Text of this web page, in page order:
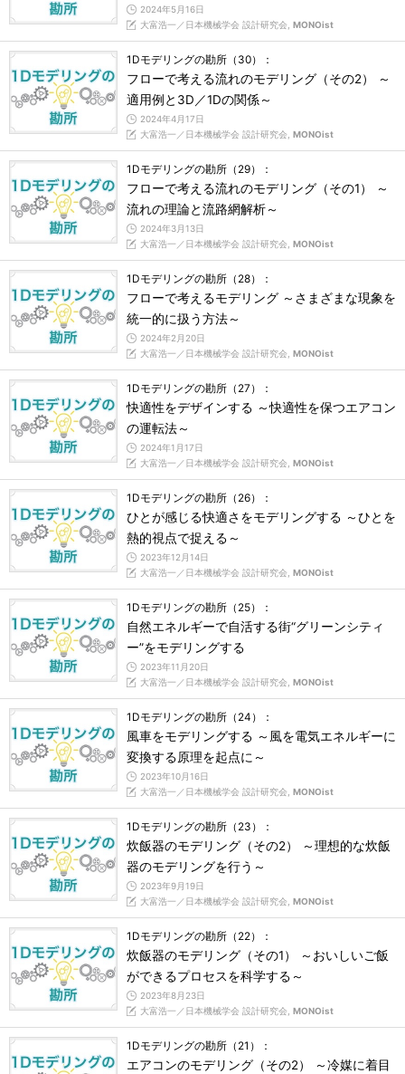
2024年5月16日
大富浩一／日本機械学会 設計研究会, MONOist
1Dモデリングの勘所（30）：
フローで考える流れのモデリング（その2） ～
適用例と3D／1Dの関係～
2024年4月17日
大富浩一／日本機械学会 設計研究会, MONOist
1Dモデリングの勘所（29）：
フローで考える流れのモデリング（その1） ～
流れの理論と流路網解析～
2024年3月13日
大富浩一／日本機械学会 設計研究会, MONOist
1Dモデリングの勘所（28）：
フローで考えるモデリング ～さまざまな現象を
統一的に扱う方法～
2024年2月20日
大富浩一／日本機械学会 設計研究会, MONOist
1Dモデリングの勘所（27）：
快適性をデザインする ～快適性を保つエアコン
の運転法～
2024年1月17日
大富浩一／日本機械学会 設計研究会, MONOist
1Dモデリングの勘所（26）：
ひとが感じる快適さをモデリングする ～ひとを
熱的視点で捉える～
2023年12月14日
大富浩一／日本機械学会 設計研究会, MONOist
1Dモデリングの勘所（25）：
自然エネルギーで自活する街“グリーンシティ
ー”をモデリングする
2023年11月20日
大富浩一／日本機械学会 設計研究会, MONOist
1Dモデリングの勘所（24）：
風車をモデリングする ～風を電気エネルギーに
変換する原理を起点に～
2023年10月16日
大富浩一／日本機械学会 設計研究会, MONOist
1Dモデリングの勘所（23）：
炊飯器のモデリング（その2） ～理想的な炊飯
器のモデリングを行う～
2023年9月19日
大富浩一／日本機械学会 設計研究会, MONOist
1Dモデリングの勘所（22）：
炊飯器のモデリング（その1） ～おいしいご飯
ができるプロセスを科学する～
2023年8月23日
大富浩一／日本機械学会 設計研究会, MONOist
1Dモデリングの勘所（21）：
エアコンのモデリング（その2） ～冷媒に着目